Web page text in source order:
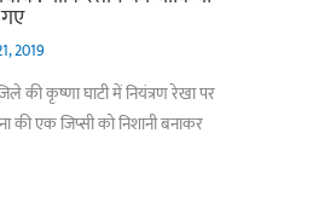
2019
की कृष्णा घाटी में नियंत्रण रेखा पर
की एक जिप्सी को निशानी बनाकर